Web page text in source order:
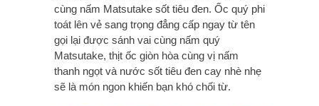
cùng nấm Matsutake sốt tiêu đen. Ốc quý phi
toát lên vẻ sang trọng đẳng cấp ngay từ tên
gọi lại được sánh vai cùng nấm quý
Matsutake, thịt ốc giòn hòa cùng vị nấm
thanh ngọt và nước sốt tiêu đen cay nhè nhẹ
sẽ là món ngon khiến bạn khó chối từ.